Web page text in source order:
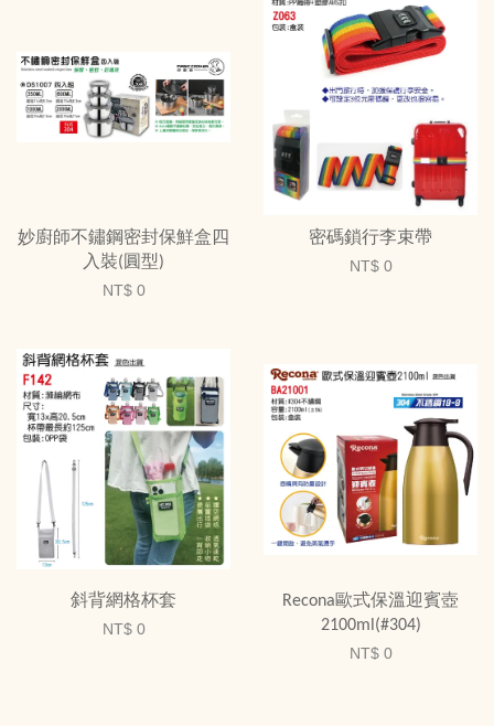
妙廚師不鏽鋼密封保鮮盒四
入裝(圓型)
NT$ 0
密碼鎖行李束帶
NT$ 0
斜背網格杯套
NT$ 0
Recona歐式保溫迎賓壺
2100ml(#304)
NT$ 0